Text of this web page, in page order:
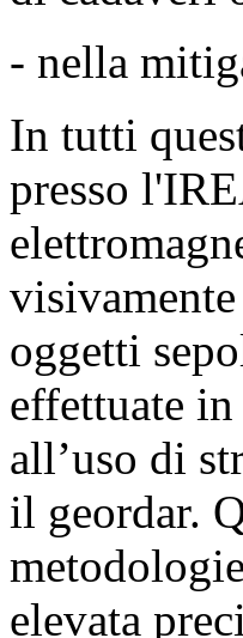
- nella
In tutti
presso
oggetti
effettuate
all’uso di
il geordar.
elevata